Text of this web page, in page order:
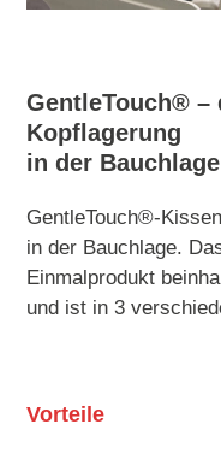
GentleTouch®–
Kopflagerung
in der
GentleTouch®-
in der Bauchlage.
Einmalprodukt
und ist in 3
Vorteile